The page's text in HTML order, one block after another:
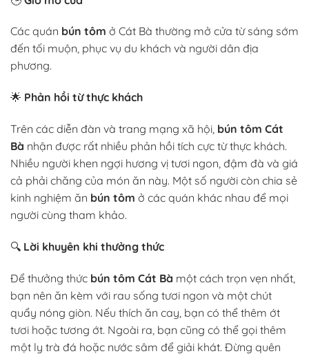
Các quán bún tôm ở Cát Bà thường mở cửa từ sáng sớm
đến tối muộn, phục vụ du khách và người dân địa
phương.
🌟 Phản hồi từ thực khách
Trên các diễn đàn và trang mạng xã hội, bún tôm Cát
Bà nhận được rất nhiều phản hồi tích cực từ thực khách.
Nhiều người khen ngợi hương vị tươi ngon, đậm đà và giá
cả phải chăng của món ăn này. Một số người còn chia sẻ
kinh nghiệm ăn bún tôm ở các quán khác nhau để mọi
người cùng tham khảo.
🔍 Lời khuyên khi thưởng thức
Để thưởng thức bún tôm Cát Bà một cách trọn vẹn nhất,
bạn nên ăn kèm với rau sống tươi ngon và một chút
quẩy nóng giòn. Nếu thích ăn cay, bạn có thể thêm ớt
tươi hoặc tương ớt. Ngoài ra, bạn cũng có thể gọi thêm
một ly trà đá hoặc nước sâm để giải khát. Đừng quên